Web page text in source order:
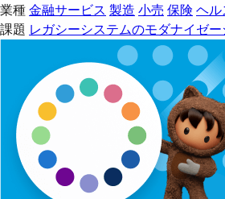
業種金融サービス 製造 小売 保険 ヘル
課題 レガシーシステムのモダナイゼー